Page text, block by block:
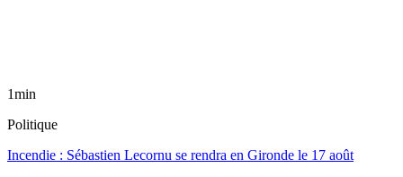
1min
Politique
Incendie : Sébastien Lecornu se rendra en Gironde le 17 août